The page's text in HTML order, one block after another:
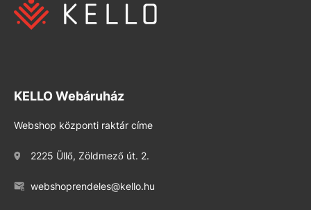
KELLO Webáruház
Webshop központi raktár címe
2225 Üllő, Zöldmező út. 2.
webshoprendeles@kello.hu